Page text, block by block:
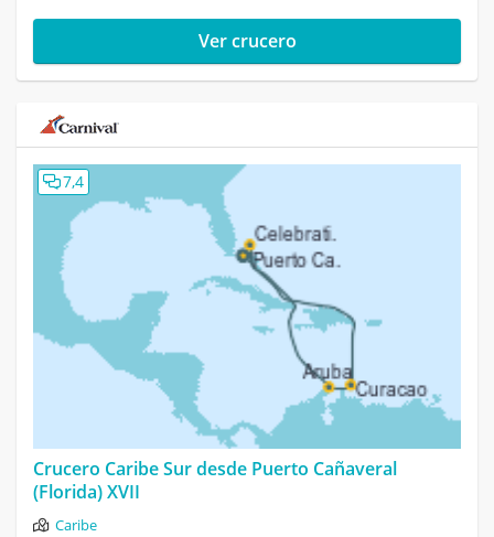
Ver crucero
7,4
Crucero Caribe Sur desde Puerto Cañaveral
(Florida) XVII
Caribe